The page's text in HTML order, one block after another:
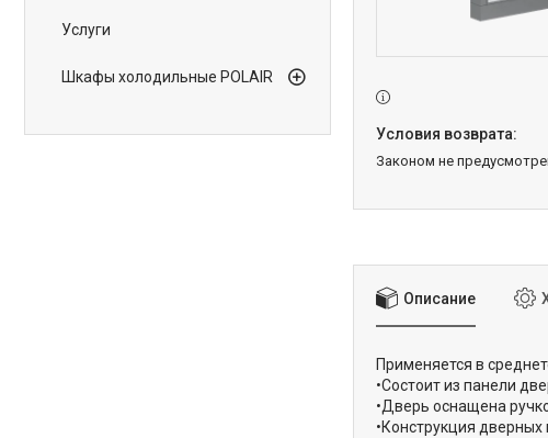
Законом не
Описание
Применяется в
•Состоит из панели
•Дверь оснащена
•Конструкция
Услуги
Шкафы холодильные POLAIR